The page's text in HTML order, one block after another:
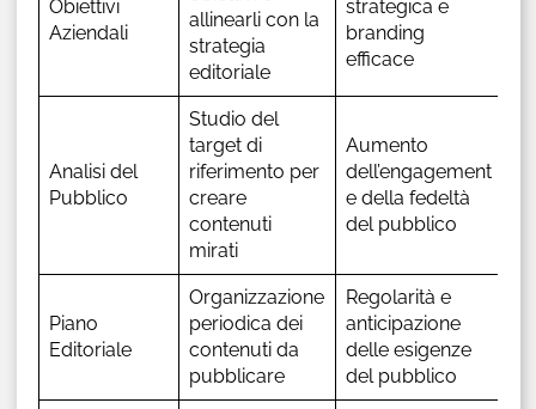
Obiettivi
Aziendali
allinearli con la
strategia
editoriale
strategica e
branding
efficace
Analisi del
Pubblico
Studio del
target di
riferimento per
creare
contenuti
mirati
Aumento
dell’engagement
e della fedeltà
del pubblico
Piano
Editoriale
Organizzazione
periodica dei
contenuti da
pubblicare
Regolarità e
anticipazione
delle esigenze
del pubblico